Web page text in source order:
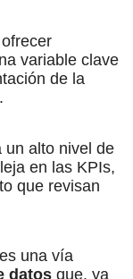
variable clave
de la
un alto nivel de
en las KPIs,
que revisan
una vía
datos que, ya